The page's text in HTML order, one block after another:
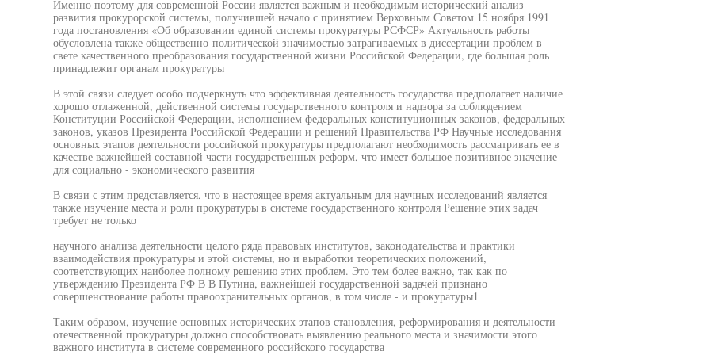
Именно поэтому для современной России является важным и необходимым исторический анализ
развития прокурорской системы, получившей начало с принятием Верховным Советом 15 ноября 1991
года постановления «Об образовании единой системы прокуратуры РСФСР» Актуальность работы
обусловлена также общественно-политической значимостью затрагиваемых в диссертации проблем в
свете качественного преобразования государственной жизни Российской Федерации, где большая роль
принадлежит органам прокуратуры
В этой связи следует особо подчеркнуть что эффективная деятельность государства предполагает наличие
хорошо отлаженной, действенной системы государственного контроля и надзора за соблюдением
Конституции Российской Федерации, исполнением федеральных конституционных законов, федеральных
законов, указов Президента Российской Федерации и решений Правительства РФ Научные исследования
основных этапов деятельности российской прокуратуры предполагают необходимость рассматривать ее в
качестве важнейшей составной части государственных реформ, что имеет большое позитивное значение
для социально - экономического развития
В связи с этим представляется, что в настоящее время актуальным для научных исследований является
также изучение места и роли прокуратуры в системе государственного контроля Решение этих задач
требует не только
научного анализа деятельности целого ряда правовых институтов, законодательства и практики
взаимодействия прокуратуры и этой системы, но и выработки теоретических положений,
соответствующих наиболее полному решению этих проблем. Это тем более важно, так как по
утверждению Президента РФ В В Путина, важнейшей государственной задачей признано
совершенствование работы правоохранительных органов, в том числе - и прокуратуры1
Таким образом, изучение основных исторических этапов становления, реформирования и деятельности
отечественной прокуратуры должно способствовать выявлению реального места и значимости этого
важного института в системе современного российского государства